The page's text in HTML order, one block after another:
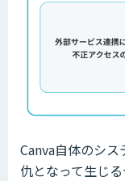
Canva自体のシ
仇となって生じ